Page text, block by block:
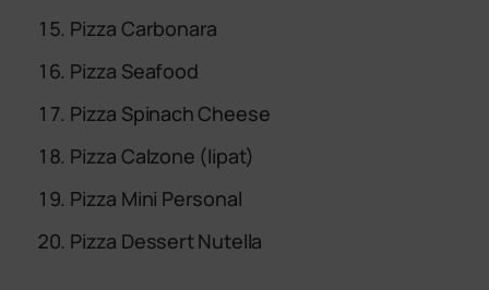
Pizza Carbonara
Pizza Seafood
Pizza Spinach Cheese
Pizza Calzone (lipat)
Pizza Mini Personal
Pizza Dessert Nutella